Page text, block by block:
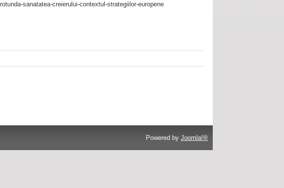
sanatatea-creierului-contextul-strategiilor-europene
Powered by Joomla!®